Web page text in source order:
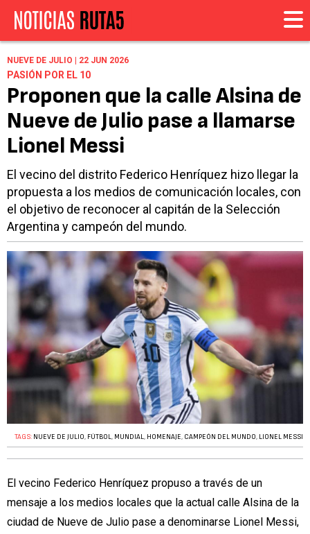
NUEVE DE JULIO | 22 JUN 2026
PASIÓN POR EL 10
Proponen que la calle Alsina de
Nueve de Julio pase a llamarse
Lionel Messi
El vecino del distrito Federico Henríquez hizo llegar la
propuesta a los medios de comunicación locales, con
el objetivo de reconocer al capitán de la Selección
Argentina y campeón del mundo.
TAGS: NUEVE DE JULIO, FÚTBOL, MUNDIAL, HOMENAJE, CAMPEÓN DEL MUNDO, LIONEL MESSI
El vecino Federico Henríquez propuso a través de un
mensaje a los medios locales que la actual calle Alsina de la
ciudad de Nueve de Julio pase a denominarse Lionel Messi,